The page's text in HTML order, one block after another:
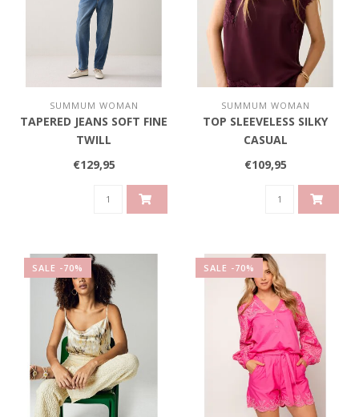
SUMMUM WOMAN
TAPERED JEANS SOFT FINE
TWILL
€129,95
SUMMUM WOMAN
TOP SLEEVELESS SILKY
CASUAL
€109,95
SALE -70% SALE -70%